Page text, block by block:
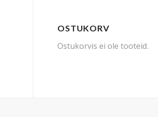
OSTUKORV
Ostukorvis ei ole tooteid.